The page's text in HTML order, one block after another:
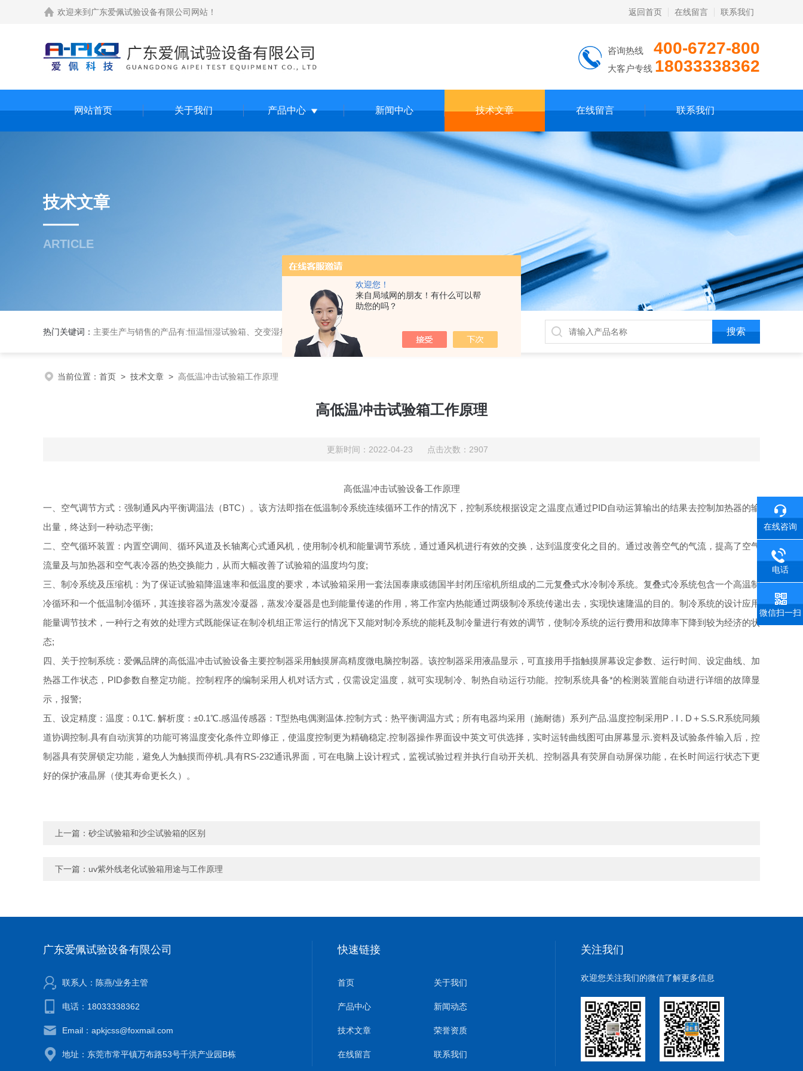
欢迎您！
来自局域网的朋友！有什么可以帮
助您的吗？
欢迎来到 广东爱佩试验设备有限公司网站 ！ 返回首页 在线留言 联系我们
咨询热线 400-6727-800
大客户专线 18033338362
网站首页 关于我们 产品中心 新闻中心 技术文章 在线留言 联系我们
技术文章
ARTICLE
热门关键词： 主要生产与销售的产品有:恒温恒湿试验箱、交变湿热试验箱、高低温交变试验箱、冷热冲击实验箱、紫外光试验箱、氙灯老化箱、恒温恒湿实验室、沙尘试验箱、淋雨试验箱、盐水喷雾试验箱、各种振动试验台、拉力试验机、蒸汽老化试验机、跌落试验机、插拔力试验机、按健寿命试验机、纸带耐磨擦试验机、工业烘烤箱
当前位置： 首页 > 技术文章 > 高低温冲击试验箱工作原理
高低温冲击试验箱工作原理
更新时间：2022-04-23 点击次数：2907
高低温冲击试验设备工作原理
一、空气调节方式：强制通风内平衡调温法（BTC）。该方法即指在低温制冷系统连续循环工作的情况下，控制系统根据设定之温度点通过PID自动运算输出的结果去控制加热器的输
出量，终达到一种动态平衡;
二、空气循环装置：内置空调间、循环风道及长轴离心式通风机，使用制冷机和能量调节系统，通过通风机进行有效的交换，达到温度变化之目的。通过改善空气的气流，提高了空气
流量及与加热器和空气表冷器的热交换能力，从而大幅改善了试验箱的温度均匀度;
三、制冷系统及压缩机：为了保证试验箱降温速率和低温度的要求，本试验箱采用一套法国泰康或德国半封闭压缩机所组成的二元复叠式水冷制冷系统。复叠式冷系统包含一个高温制
冷循环和一个低温制冷循环，其连接容器为蒸发冷凝器，蒸发冷凝器是也到能量传递的作用，将工作室内热能通过两级制冷系统传递出去，实现快速隆温的目的。制冷系统的设计应用
能量调节技术，一种行之有效的处理方式既能保证在制冷机组正常运行的情况下又能对制冷系统的能耗及制冷量进行有效的调节，使制冷系统的运行费用和故障率下降到较为经济的状
态;
四、关于控制系统：爱佩品牌的高低温冲击试验设备主要控制器采用触摸屏高精度微电脑控制器。该控制器采用液晶显示，可直接用手指触摸屏幕设定参数、运行时间、设定曲线、加
热器工作状态，PID参数自整定功能。控制程序的编制采用人机对话方式，仅需设定温度，就可实现制冷、制热自动运行功能。控制系统具备*的检测装置能自动进行详细的故障显
示，报警;
五、设定精度：温度：0.1℃. 解析度：±0.1℃.感温传感器：T型热电偶测温体.控制方式：热平衡调温方式；所有电器均采用（施耐德）系列产品.温度控制采用P . I . D＋S.S.R系统同频
道协调控制.具有自动演算的功能可将温度变化条件立即修正，使温度控制更为精确稳定.控制器操作界面设中英文可供选择，实时运转曲线图可由屏幕显示.资料及试验条件输入后，控
制器具有荧屏锁定功能，避免人为触摸而停机.具有RS-232通讯界面，可在电脑上设计程式，监视试验过程并执行自动开关机、控制器具有荧屏自动屏保功能，在长时间运行状态下更
好的保护液晶屏（使其寿命更长久）。
上一篇： 砂尘试验箱和沙尘试验箱的区别
下一篇： uv紫外线老化试验箱用途与工作原理
广东爱佩试验设备有限公司
联系人：陈燕/业务主管
电话：18033338362
Email：apkjcss@foxmail.com
地址：东莞市常平镇万布路53号千洪产业园B栋
快速链接
首页 关于我们
产品中心 新闻动态
技术文章 荣誉资质
在线留言 联系我们
关注我们
欢迎您关注我们的微信了解更多信息
在线咨询
电话
微信扫一扫